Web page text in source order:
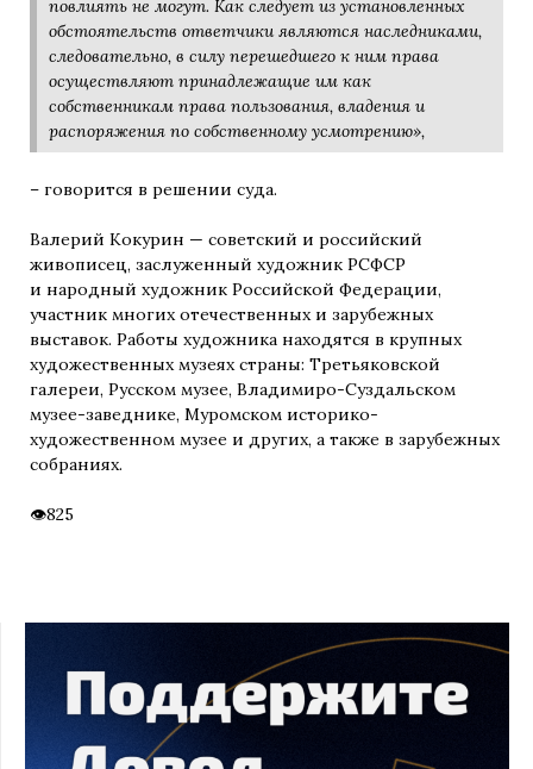
повлиять не могут. Как следует из установленных
обстоятельств ответчики являются наследниками,
следовательно, в силу перешедшего к ним права
осуществляют принадлежащие им как
собственникам права пользования, владения и
распоряжения по собственному усмотрению»,
– говорится в решении суда.
Вале‌рий Коку‌рин — советский и российский
живописец, заслуженный художник РСФСР
и народный художник Российской Федерации,
участник многих отечественных и зарубежных
выставок. Работы художника находятся в крупных
художественных музеях страны: Третьяковской
галереи, Русском музее, Владимиро-Суздальском
музее-заведнике, Муромском историко-
художественном музее и других, а также в зарубежных
собраниях.
825